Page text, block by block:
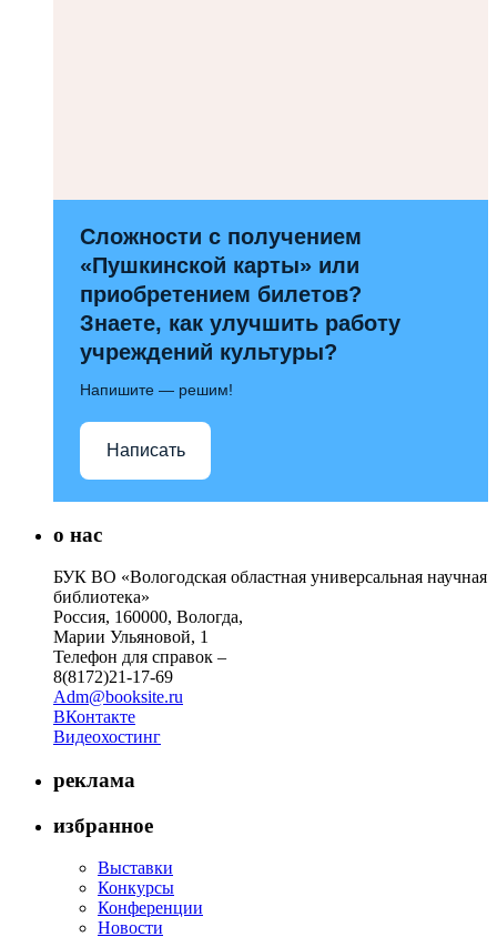
Сложности с получением
«Пушкинской карты» или
приобретением билетов?
Знаете, как улучшить работу
учреждений культуры?
Напишите — решим!
Написать
о нас
БУК ВО «Вологодская областная универсальная научная
библиотека»
Россия, 160000, Вологда,
Марии Ульяновой, 1
Телефон для справок –
8(8172)21-17-69
Adm@booksite.ru
ВКонтакте
Видеохостинг
реклама
избранное
Выставки
Конкурсы
Конференции
Новости